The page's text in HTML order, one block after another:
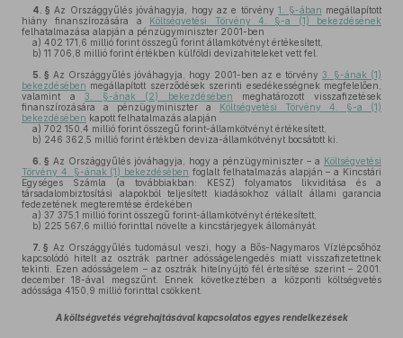
4. § Az Országgyűlés jóváhagyja, hogy az e törvény1. §-ában megállapított
hiány finanszírozására a Költségvetési Törvény 4. §-a (1) bekezdésének
felhatalmazása alapján a pénzügyminiszter 2001-ben
a) 402 171,6 millió forint összegű forint államkötvényt értékesített,
b) 11 706,8 millió forint értékben külföldi devizahiteleket vett fel.
5. § Az Országgyűlés jóváhagyja, hogy 2001-ben az e törvény 3. §-ának (1)
bekezdésében megállapított szerződések szerinti esedékességnek megfelelően,
valamint a3. §-ának (2) bekezdésében meghatározott visszafizetések
finanszírozására a pénzügyminiszter a Költségvetési Törvény 4. §-a (1)
bekezdésében kapott felhatalmazás alapján
a) 702 150,4 millió forint összegű forint-államkötvényt értékesített,
b) 246 362,5 millió forint értékben deviza-államkötvényt bocsátott ki.
6. § Az Országgyűlés jóváhagyja, hogy a pénzügyminiszter – a Költségvetési
Törvény 4. §-ának (1) bekezdésében foglalt felhatalmazás alapján – a Kincstári
Egységes Számla (a továbbiakban: KESZ) folyamatos likviditása és a
társadalombiztosítási alapokból teljesített kiadásokhoz vállalt állami garancia
fedezetének megteremtése érdekében
a) 37 375,1 millió forint összegű forint-államkötvényt értékesített,
b) 225 567,6 millió forinttal növelte a kincstárjegyek állományát.
7. § Az Országgyűlés tudomásul veszi, hogy a Bős-Nagymaros Vízlépcsőhöz
kapcsolódó hitelt az osztrák partner adósságelengedés miatt visszafizetettnek
tekinti. Ezen adósságelem – az osztrák hitelnyújtó fél értesítése szerint – 2001.
december 18-ával megszűnt. Ennek következtében a központi költségvetés
adóssága 4150,9 millió forinttal csökkent.
A költségvetés végrehajtásával kapcsolatos egyes rendelkezések